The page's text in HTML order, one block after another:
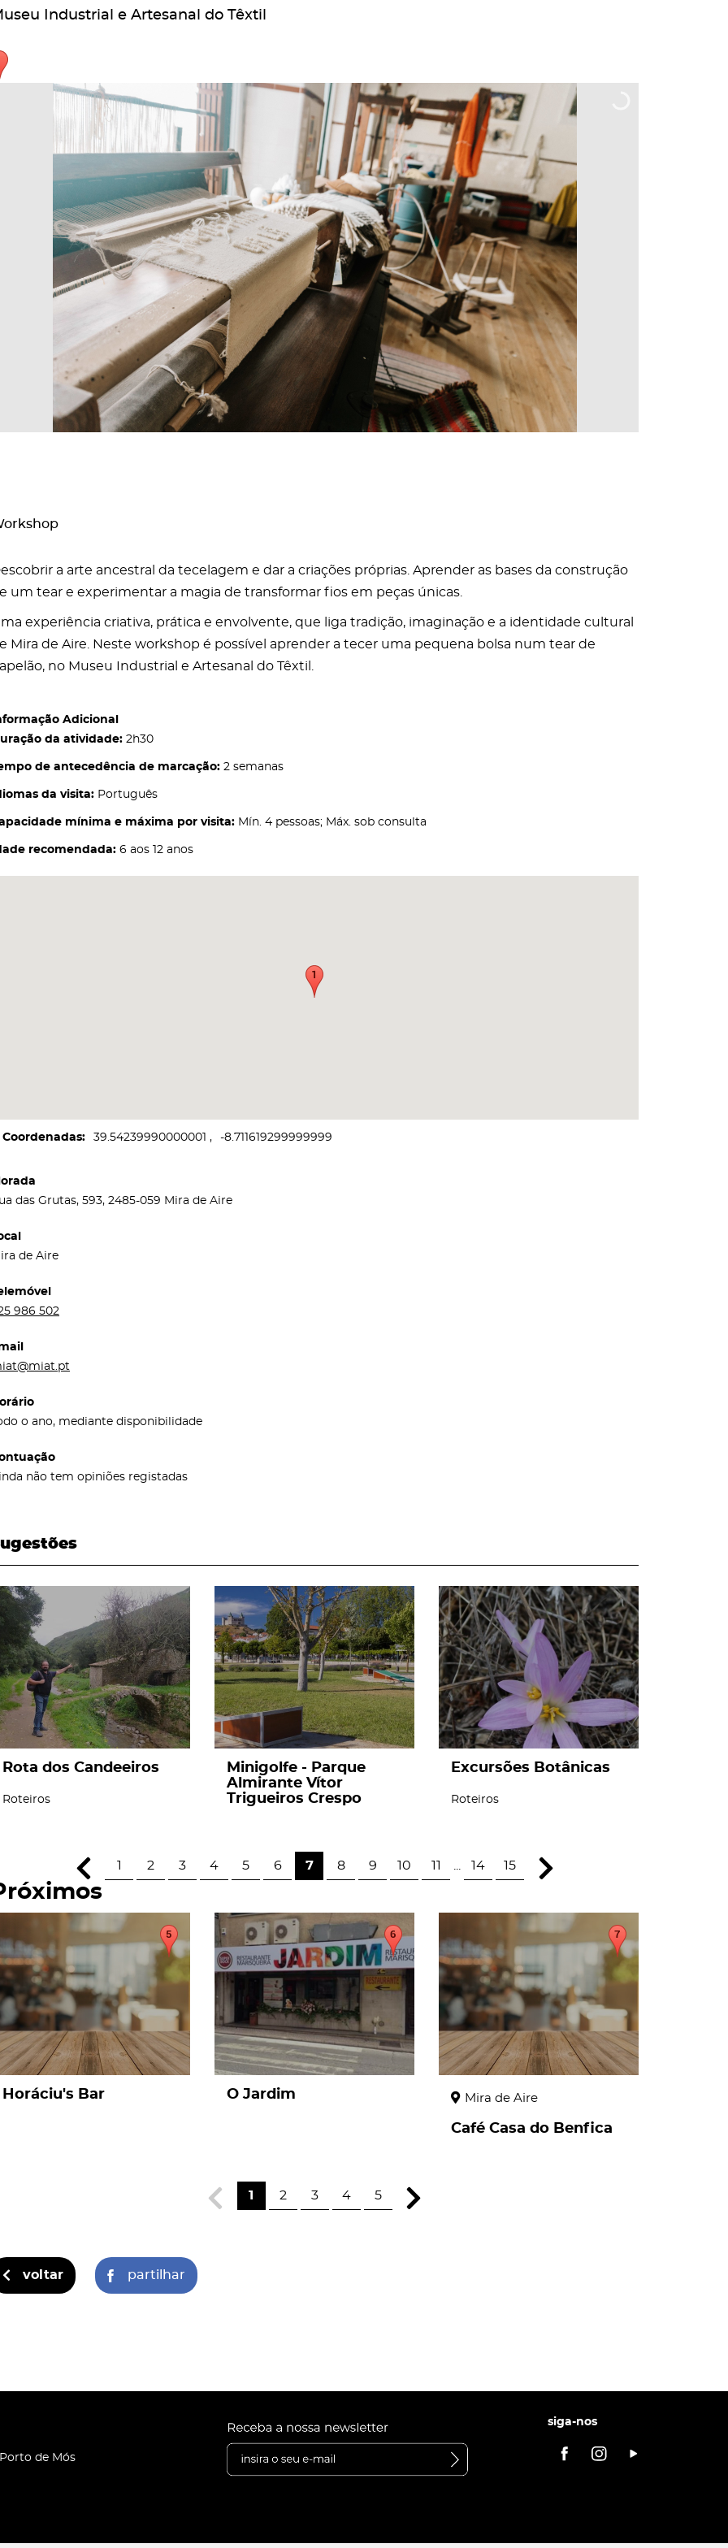
Industrial e Artesanal do Têxtil
a arte ancestral da tecelagem e dar a criações próprias. Aprender as bases da construção
um tear e experimentar a magia de transformar fios em peças únicas.
experiência criativa, prática e envolvente, que liga tradição, imaginação e a identidade cultural
Mira de Aire. Neste workshop é possível aprender a tecer uma pequena bolsa num tear de
no Museu Industrial e Artesanal do Têxtil.
Adicional
da atividade: 2h30
de antecedência de marcação: 2 semanas
da visita: Português
mínima e máxima por visita: Mín. 4 pessoas; Máx. sob consulta
recomendada: 6 aos 12 anos
Coordenadas 39.54239990000001 -8.711619299999999
das Grutas, 593, 2485-059 Mira de Aire
de Aire
986 502
o ano, mediante disponibilidade
não tem opiniões registadas
Rota dos Candeeiros
Roteiros
page
Minigolfe - Parque
Almirante Vítor
Trigueiros Crespo
page
Excursões Botânicas
Roteiros
1 2 3 4 5 6 7 8 9 10 11 14 15
Horáciu's Bar
page
O Jardim Mira de Aire
Café Casa do Benfica
1 2 3 4 5
voltar partilhar
de Mós
siga-nos